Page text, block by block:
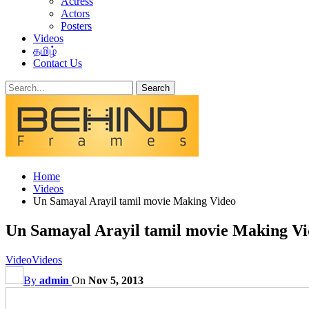
Actors
Posters
Videos
தமிழ்
Contact Us
Home
Videos
Un Samayal Arayil tamil movie Making Video
Un Samayal Arayil tamil movie Making
VideoVideos
By admin On Nov 5, 2013